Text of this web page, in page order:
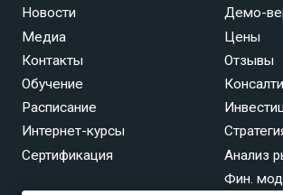
Новости
Медиа
Контакты
Демо-
Цены
Отзывы
Обучение
Расписание
Интернет-курсы
Сертификация
Анализ
Фин.